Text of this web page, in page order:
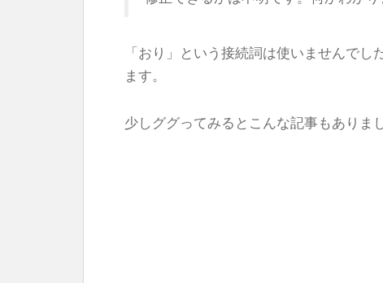
「おり」という接続詞は使いませんで
ます。
少しググってみるとこんな記事もありまし